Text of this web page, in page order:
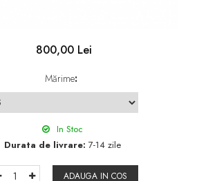
800,00 Lei
Mărime:
In Stoc
Durata de livrare: 7-14 zile
ADAUGA IN COS